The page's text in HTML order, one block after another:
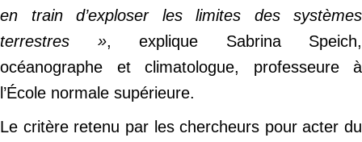
en train d’exploser les limites des systèmes
terrestres », explique Sabrina Speich,
océanographe et climatologue, professeure à
l’École normale supérieure.
Le critère retenu par les chercheurs pour acter du